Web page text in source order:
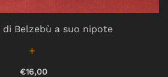
Belzebù a suo nipote
€16,00